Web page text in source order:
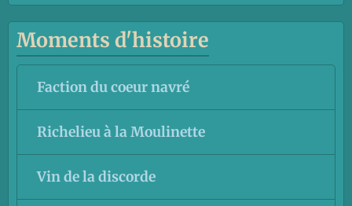
Moments d'histoire
Faction du coeur navré
Richelieu à la Moulinette
Vin de la discorde